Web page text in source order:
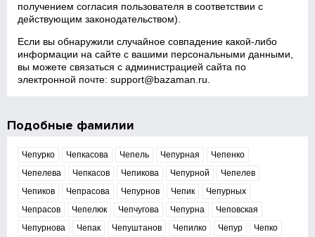
получением согласия пользователя в соответствии с
действующим законодательством).
Если вы обнаружили случайное совпадение какой‑либо
информации на сайте с вашими персональными данными,
вы можете связаться с администрацией сайта по
электронной почте:support@bazaman.ru
Подобные фамилии
Чепурко Чепкасова Чепель Чепурная
Чепенко
Чепелева
Чепкасов Чепикова Чепурной
Чепелев
Чепиков
Чепрасова Чепурнов Чепик
Чепурных
Чепрасов
Чепелюк Чепчугова Чепурна
Чеповская
Чепурнова
Чепак Чепуштанов Чепилко Чепур
Чепко